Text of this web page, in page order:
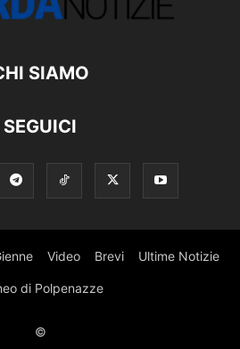
SIAMO
SEGUICI
Video Brevi Ultime Notizie
di Polpenazze
©